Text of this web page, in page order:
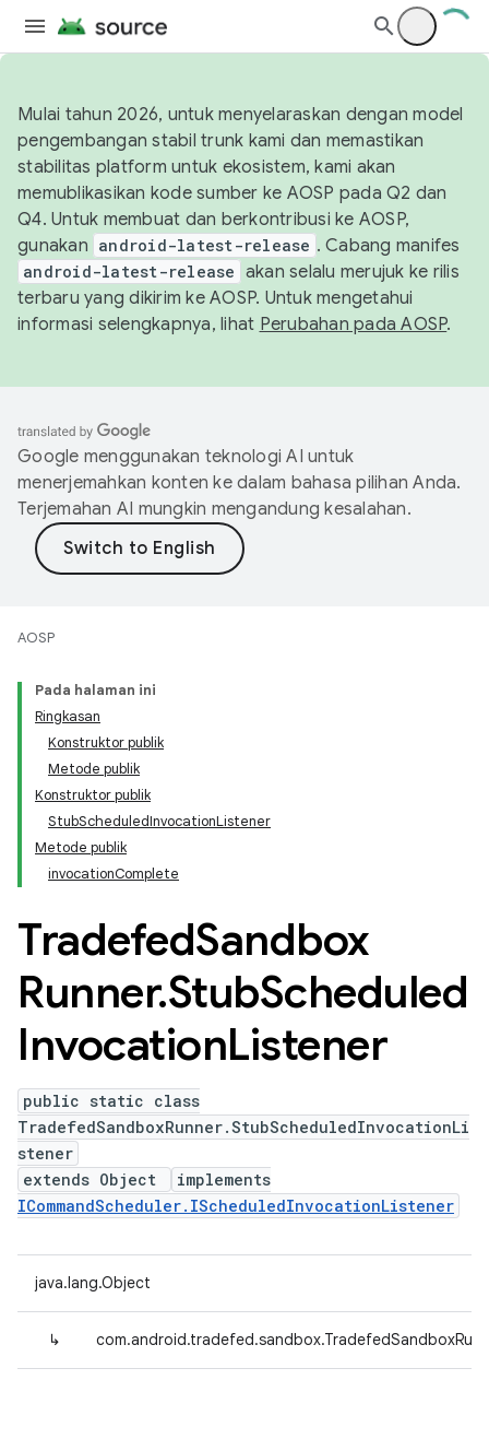
Mulai tahun 2026, untuk menyelaraskan dengan model
pengembangan stabil trunk kami dan memastikan
stabilitas platform untuk ekosistem, kami akan
memublikasikan kode sumber ke AOSP pada Q2 dan
Q4. Untuk membuat dan berkontribusi ke AOSP,
gunakan android-latest-release . Cabang manifes
android-latest-release akan selalu merujuk ke rilis
terbaru yang dikirim ke AOSP. Untuk mengetahui
informasi selengkapnya, lihat Perubahan pada AOSP.
Google menggunakan teknologi AI untuk
menerjemahkan konten ke dalam bahasa pilihan Anda.
Terjemahan AI mungkin mengandung kesalahan.
AOSP
Pada halaman ini
Ringkasan
Konstruktor publik
Metode publik
Konstruktor publik
StubScheduledInvocationListener
Metode publik
invocationComplete
TradefedSandbox
Runner.StubScheduled
InvocationListener
public static class
TradefedSandboxRunner.StubScheduledInvocationLi
stener
extends Object
implements
ICommandScheduler.IScheduledInvocationListener
java.lang.Object
↳